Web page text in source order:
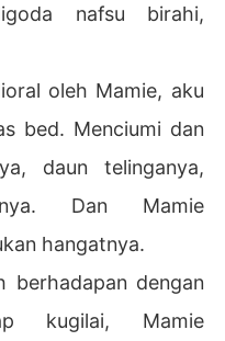
nafsu birahi,
oleh Mamie, aku
bed. Menciumi dan
daun telinganya,
Dan Mamie
hangatnya.
berhadapan dengan
kugilai, Mamie